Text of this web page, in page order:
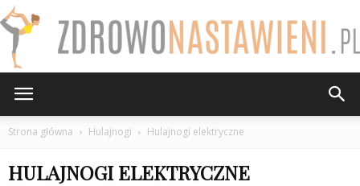
Strona główna Hulajnogi Hulajnogi elektryczne
HULAJNOGI ELEKTRYCZNE